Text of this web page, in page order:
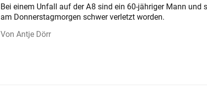
Bei einem Unfall auf der A 8 sind ein 60-jähriger Mann und
am Donnerstagmorgen schwer verletzt worden.
Antje Dörr